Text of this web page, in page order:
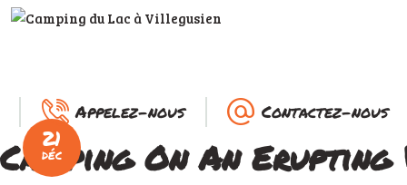
Appelez-nous Contactez-nous
ACCUEIL
SERVICES
A VOIR, À FAIRE
21
DÉC
Camping On An